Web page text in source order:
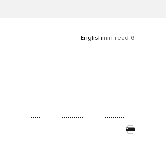
6 min read
English